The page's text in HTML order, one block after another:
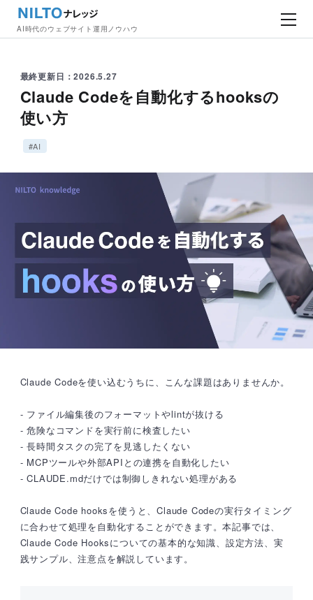
AI時代のウェブサイト運用ノウハウ
最終更新日：2026.5.27
Claude Codeを自動化するhooksの
使い方
#AI
Claude Codeを使い込むうちに、こんな課題はありませんか。
- ファイル編集後のフォーマットやlintが抜ける
- 危険なコマンドを実行前に検査したい
- 長時間タスクの完了を見逃したくない
- MCPツールや外部APIとの連携を自動化したい
- CLAUDE.mdだけでは制御しきれない処理がある
Claude Code hooksを使うと、Claude Codeの実行タイミング
に合わせて処理を自動化することができます。本記事では、
Claude Code Hooksについての基本的な知識、設定方法、実
践サンプル、注意点を解説しています。